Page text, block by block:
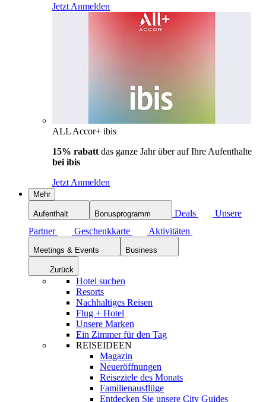
Jetzt Anmelden
ALL Accor+ ibis
15% rabatt das ganze Jahr über auf Ihre Aufenthalte
bei ibis
Jetzt Anmelden
Mehr
Aufenthalt Bonusprogramm Deals
Unsere
Partner
Geschenkkarte Aktivitäten
Meetings & Events Business
Zurück
Hotel suchen
Resorts
Nachhaltiges Reisen
Flug + Hotel
Unsere Marken
Ein Zimmer für den Tag
REISEIDEEN
Magazin
Neueröffnungen
Reiseziele des Monats
Familienausflüge
Entdecken Sie unsere City Guides